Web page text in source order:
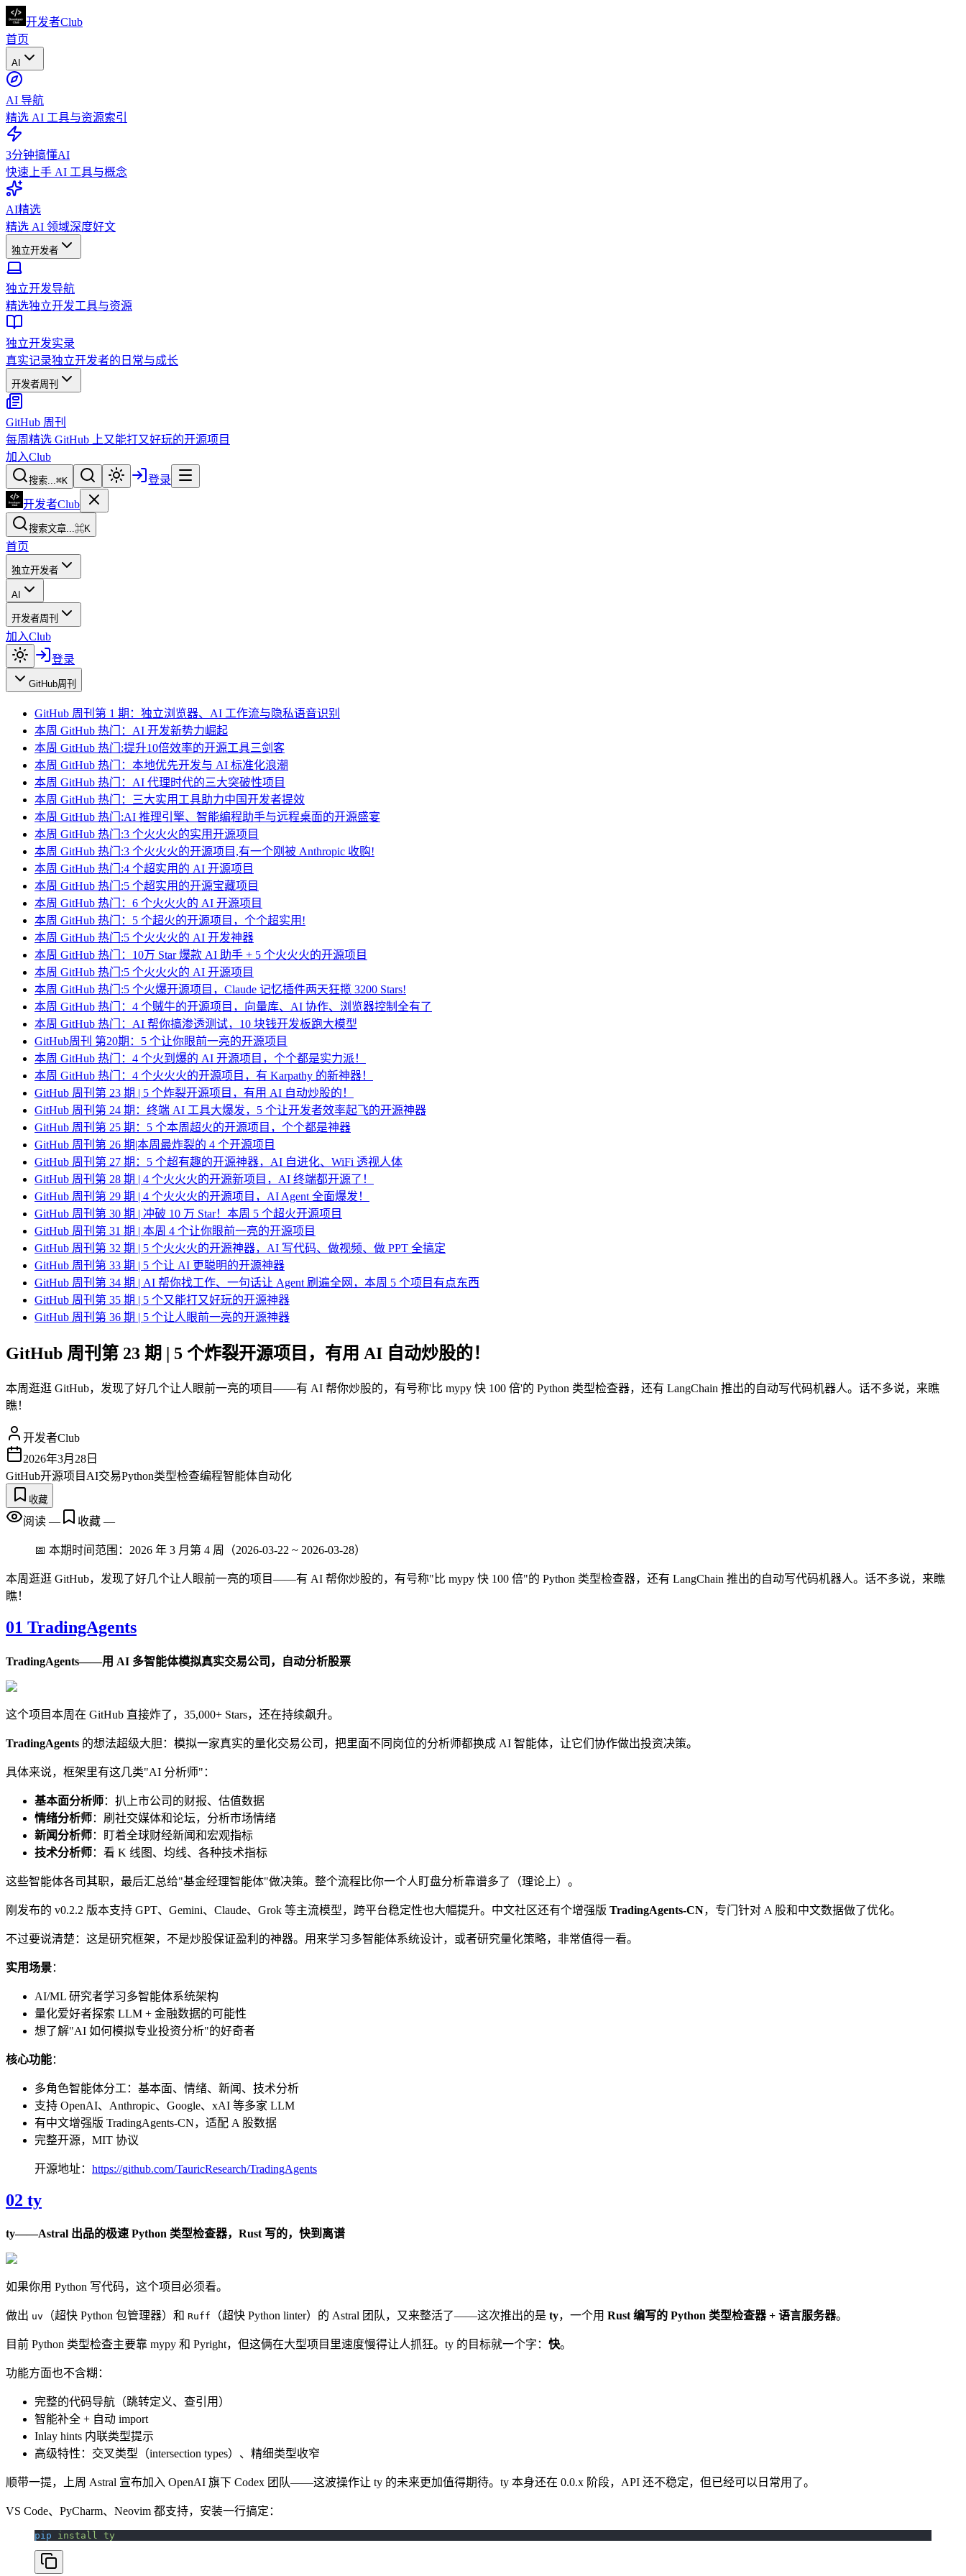
开发者Club
首页
AI
AI 导航
精选 AI 工具与资源索引
3分钟搞懂AI
快速上手 AI 工具与概念
AI精选
精选 AI 领域深度好文
独立开发者
独立开发导航
精选独立开发工具与资源
独立开发实录
真实记录独立开发者的日常与成长
开发者周刊
GitHub 周刊
每周精选 GitHub 上又能打又好玩的开源项目
加入Club
搜索...⌘K
登录
开发者Club
搜索文章...⌘K
首页
独立开发者
AI
开发者周刊
加入Club
登录
GitHub周刊
GitHub 周刊第 1 期：独立浏览器、AI 工作流与隐私语音识别
本周 GitHub 热门：AI 开发新势力崛起
本周 GitHub 热门:提升10倍效率的开源工具三剑客
本周 GitHub 热门：本地优先开发与 AI 标准化浪潮
本周 GitHub 热门：AI 代理时代的三大突破性项目
本周 GitHub 热门：三大实用工具助力中国开发者提效
本周 GitHub 热门:AI 推理引擎、智能编程助手与远程桌面的开源盛宴
本周 GitHub 热门:3 个火火火的实用开源项目
本周 GitHub 热门:3 个火火火的开源项目,有一个刚被 Anthropic 收购!
本周 GitHub 热门:4 个超实用的 AI 开源项目
本周 GitHub 热门:5 个超实用的开源宝藏项目
本周 GitHub 热门：6 个火火火的 AI 开源项目
本周 GitHub 热门：5 个超火的开源项目，个个超实用!
本周 GitHub 热门:5 个火火火的 AI 开发神器
本周 GitHub 热门：10万 Star 爆款 AI 助手 + 5 个火火火的开源项目
本周 GitHub 热门:5 个火火火的 AI 开源项目
本周 GitHub 热门:5 个火爆开源项目，Claude 记忆插件两天狂揽 3200 Stars!
本周 GitHub 热门：4 个贼牛的开源项目，向量库、AI 协作、浏览器控制全有了
本周 GitHub 热门：AI 帮你搞渗透测试，10 块钱开发板跑大模型
GitHub周刊 第20期：5 个让你眼前一亮的开源项目
本周 GitHub 热门：4 个火到爆的 AI 开源项目，个个都是实力派！
本周 GitHub 热门：4 个火火火的开源项目，有 Karpathy 的新神器！
GitHub 周刊第 23 期 | 5 个炸裂开源项目，有用 AI 自动炒股的！
GitHub 周刊第 24 期：终端 AI 工具大爆发，5 个让开发者效率起飞的开源神器
GitHub 周刊第 25 期：5 个本周超火的开源项目，个个都是神器
GitHub 周刊第 26 期|本周最炸裂的 4 个开源项目
GitHub 周刊第 27 期：5 个超有趣的开源神器，AI 自进化、WiFi 透视人体
GitHub 周刊第 28 期 | 4 个火火火的开源新项目，AI 终端都开源了！
GitHub 周刊第 29 期 | 4 个火火火的开源项目，AI Agent 全面爆发！
GitHub 周刊第 30 期 | 冲破 10 万 Star！本周 5 个超火开源项目
GitHub 周刊第 31 期 | 本周 4 个让你眼前一亮的开源项目
GitHub 周刊第 32 期 | 5 个火火火的开源神器，AI 写代码、做视频、做 PPT 全搞定
GitHub 周刊第 33 期 | 5 个让 AI 更聪明的开源神器
GitHub 周刊第 34 期 | AI 帮你找工作、一句话让 Agent 刷遍全网，本周 5 个项目有点东西
GitHub 周刊第 35 期 | 5 个又能打又好玩的开源神器
GitHub 周刊第 36 期 | 5 个让人眼前一亮的开源神器
GitHub 周刊第 23 期 | 5 个炸裂开源项目，有用 AI 自动炒股的！
本周逛逛 GitHub，发现了好几个让人眼前一亮的项目——有 AI 帮你炒股的，有号称'比 mypy 快 100 倍'的 Python 类型检查器，还有 LangChain 推出的自动写代码机器人。话不多说，来瞧
瞧！
开发者Club
2026年3月28日
GitHub开源项目 AI交易Python类型检查编程智能体自动化
收藏
阅读 — 收藏 —
📅 本期时间范围：2026 年 3 月第 4 周（2026-03-22 ~ 2026-03-28）
本周逛逛 GitHub，发现了好几个让人眼前一亮的项目——有 AI 帮你炒股的，有号称"比 mypy 快 100 倍"的 Python 类型检查器，还有 LangChain 推出的自动写代码机器人。话不多说，来瞧
瞧！
01 TradingAgents
TradingAgents——用 AI 多智能体模拟真实交易公司，自动分析股票
这个项目本周在 GitHub 直接炸了，35,000+ Stars，还在持续飙升。
TradingAgents 的想法超级大胆：模拟一家真实的量化交易公司，把里面不同岗位的分析师都换成 AI 智能体，让它们协作做出投资决策。
具体来说，框架里有这几类"AI 分析师"：
基本面分析师：扒上市公司的财报、估值数据
情绪分析师：刷社交媒体和论坛，分析市场情绪
新闻分析师：盯着全球财经新闻和宏观指标
技术分析师：看 K 线图、均线、各种技术指标
这些智能体各司其职，最后汇总给"基金经理智能体"做决策。整个流程比你一个人盯盘分析靠谱多了（理论上）。
刚发布的 v0.2.2 版本支持 GPT、Gemini、Claude、Grok 等主流模型，跨平台稳定性也大幅提升。中文社区还有个增强版 TradingAgents-CN，专门针对 A 股和中文数据做了优化。
不过要说清楚：这是研究框架，不是炒股保证盈利的神器。用来学习多智能体系统设计，或者研究量化策略，非常值得一看。
实用场景：
AI/ML 研究者学习多智能体系统架构
量化爱好者探索 LLM + 金融数据的可能性
想了解"AI 如何模拟专业投资分析"的好奇者
核心功能：
多角色智能体分工：基本面、情绪、新闻、技术分析
支持 OpenAI、Anthropic、Google、xAI 等多家 LLM
有中文增强版 TradingAgents-CN，适配 A 股数据
完整开源，MIT 协议
开源地址： https://github.com/TauricResearch/TradingAgents
02 ty
ty——Astral 出品的极速 Python 类型检查器，Rust 写的，快到离谱
如果你用 Python 写代码，这个项目必须看。
做出 uv （超快 Python 包管理器）和 Ruff （超快 Python linter）的 Astral 团队，又来整活了——这次推出的是 ty，一个用 Rust 编写的 Python 类型检查器 + 语言服务器。
目前 Python 类型检查主要靠 mypy 和 Pyright，但这俩在大型项目里速度慢得让人抓狂。ty 的目标就一个字： 快。
功能方面也不含糊：
完整的代码导航（跳转定义、查引用）
智能补全 + 自动 import
Inlay hints 内联类型提示
高级特性：交叉类型（intersection types）、精细类型收窄
顺带一提，上周 Astral 宣布加入 OpenAI 旗下 Codex 团队——这波操作让 ty 的未来更加值得期待。ty 本身还在 0.0.x 阶段，API 还不稳定，但已经可以日常用了。
VS Code、PyCharm、Neovim 都支持，安装一行搞定：
pip install ty